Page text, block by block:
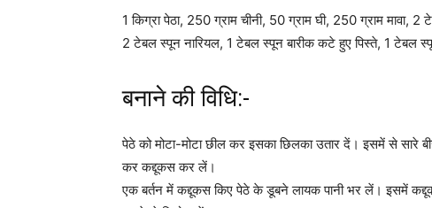
1 किग्रा पेठा, 250 ग्राम चीनी, 50 ग्राम घी, 250 ग्राम
2 टेबल स्पून नारियल, 1 टेबल स्पून बारीक कटे हुए पिस्ते, 1 टेबल
बनाने की विधि:-
पेठे को मोटा-मोटा छील कर इसका छिलका उतार दें। इसमें से
कर कद्दूकस कर लें।
एक बर्तन में कद्दूकस किए पेठे के डूबने लायक पानी भर लें। इसमें